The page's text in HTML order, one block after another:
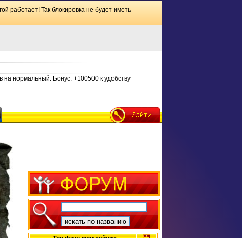
работает! Так блокировка не будет иметь
на нормальный. Бонус: +100500 к удобству